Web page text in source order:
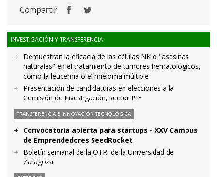
Compartir:
INVESTIGACIÓN Y TRANSFERENCIA
Demuestran la eficacia de las células NK o "asesinas
naturales" en el tratamiento de tumores hematológicos,
como la leucemia o el mieloma múltiple
Presentación de candidaturas en elecciones a la
Comisión de Investigación, sector PIF
TRANSFERENCIA E INNOVACIÓN TECNOLÓGICA
Convocatoria abierta para startups - XXV Campus
de Emprendedores SeedRocket
Boletín semanal de la OTRI de la Universidad de
Zaragoza